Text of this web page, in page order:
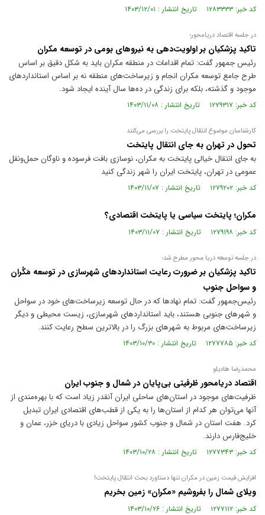
کد خبر: ۱۲۸۳۳۳۳ تاریخ انتشار : ۱۴۰۳/۱۲/۰۱
در جلسه اقتصاد دریامحور؛
تاکید پزشکیان بر اولویت‌دهی به نیروهای بومی در توسعه مکران
رئیس جمهور گفت: تمام اقدامات در منطقه مکران باید به شکل دقیق بر اساس
طرح جامع توسعه مکران انجام و زیرساخت‌های منطقه نه بر اساس استانداردهای
موجود و گذشته، بلکه برای زندگی در ده‌ها سال آینده ایجاد شود.
کد خبر: ۱۲۷۹۳۱۷ تاریخ انتشار : ۱۴۰۳/۱۱/۰۸
کارشناسان موضوع انتقال پایتخت را بررسی می‌کنند
تحول در تهران به جای انتقال پایتخت
به جای انتقال خیالی پایتخت به مکران، نوسازی بافت فرسوده و ناوگان حمل‌و‌نقل
عمومی در تهران، پایتخت ایران را شهر زندگی کنید
کد خبر: ۱۲۷۹۲۰۲ تاریخ انتشار : ۱۴۰۳/۱۱/۰۷
مکران؛ پایتخت سیاسی یا پایتخت اقتصادی؟
کد خبر: ۱۲۷۹۱۹۸ تاریخ انتشار : ۱۴۰۳/۱۱/۰۷
در جلسه توسعه دریا محور مطرح شد؛
تاکید پزشکیان بر ضرورت رعایت استانداردهای شهرسازی در توسعه مَکُران
و سواحل جنوب
رئیس‌جمهور گفت: تمام نهادها که در حال توسعه زیرساخت‌های خود در سواحل
و شهرهای جنوبی هستند، باید استانداردهای شهرسازی، زیست محیطی و دیگر
زیرساخت‌های مربوط به شهرهای بزرگ را در بالاترین سطح رعایت کنند.
کد خبر: ۱۲۷۷۷۸۵ تاریخ انتشار : ۱۴۰۳/۱۰/۳۰
محمدرضا هادیلو
اقتصاد دریامحور ظرفیتی بی‌پایان در شمال و جنوب ایران
ظرفیت‌های موجود در استان‌های ساحلی ایران آنقدر زیاد است که با بهره‌مندی از
آنها می‌توان هر کدام از استان‌ها را به یکی از قطب‌های اقتصادی ایران تبدیل
کرد. هفت استان در شمال و جنوب کشور سواحل زیادی با دریای خزر، عمان و
خلیج‌فارس دارند.
کد خبر: ۱۲۷۷۳۴۳ تاریخ انتشار : ۱۴۰۳/۱۰/۲۸
افزایش قیمت زمین در مکران تنها دستاورد بحث انتقال پایتخت!
ویلای شمال را بفروشیم «مکران» زمین بخریم
کد خبر: ۱۲۷۷۱۱۲ تاریخ انتشار : ۱۴۰۳/۱۰/۲۶